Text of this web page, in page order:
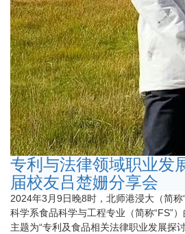
专利与法律领域职业
届校友吕楚姗分享会
2024年3月9日晚8时，北师港浸大（简称
科学系食品科学与工程专业（简称“FS”
主题为“专利及食品相关法律职业发展探